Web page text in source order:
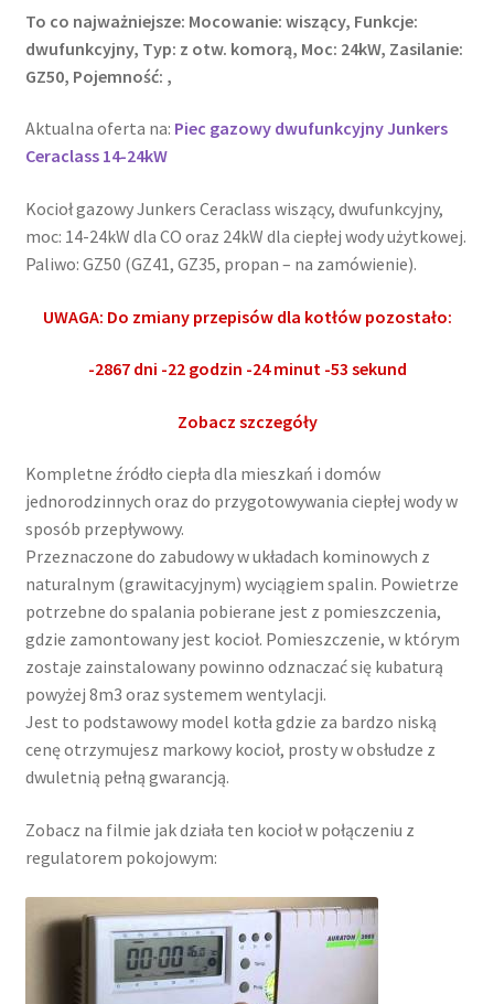
To co najważniejsze: Mocowanie: wiszący, Funkcje:
dwufunkcyjny, Typ: z otw. komorą, Moc: 24kW, Zasilanie:
GZ50, Pojemność: ,
Aktualna oferta na: Piec gazowy dwufunkcyjny Junkers
Ceraclass 14-24kW
Kocioł gazowy Junkers Ceraclass wiszący, dwufunkcyjny,
moc: 14-24kW dla CO oraz 24kW dla ciepłej wody użytkowej.
Paliwo: GZ50 (GZ41, GZ35, propan – na zamówienie).
UWAGA: Do zmiany przepisów dla kotłów pozostało:
-2867 dni -22 godzin -24 minut -53 sekund
Zobacz szczegóły
Kompletne źródło ciepła dla mieszkań i domów
jednorodzinnych oraz do przygotowywania ciepłej wody w
sposób przepływowy.
Przeznaczone do zabudowy w układach kominowych z
naturalnym (grawitacyjnym) wyciągiem spalin. Powietrze
potrzebne do spalania pobierane jest z pomieszczenia,
gdzie zamontowany jest kocioł. Pomieszczenie, w którym
zostaje zainstalowany powinno odznaczać się kubaturą
powyżej 8m3 oraz systemem wentylacji.
Jest to podstawowy model kotła gdzie za bardzo niską
cenę otrzymujesz markowy kocioł, prosty w obsłudze z
dwuletnią pełną gwarancją.
Zobacz na filmie jak działa ten kocioł w połączeniu z
regulatorem pokojowym: